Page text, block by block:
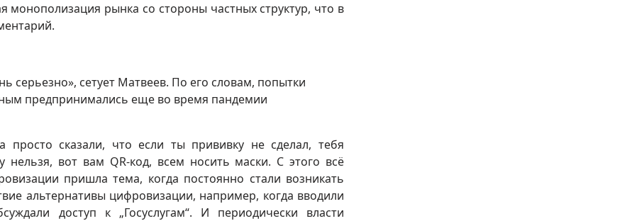
монополизация рынка со стороны частных структур, что в
серьезно», сетует Матвеев. По его словам, попытки
предпринимались еще во время пандемии
сказали, что если ты прививку не сделал, тебя
вот вам QR-код, всем носить маски. С этого всё
пришла тема, когда постоянно стали возникать
альтернативы цифровизации, например, когда вводили
доступ к „Госуслугам“. И периодически власти